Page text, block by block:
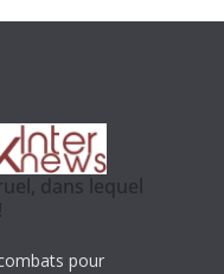
dans lequel
pour